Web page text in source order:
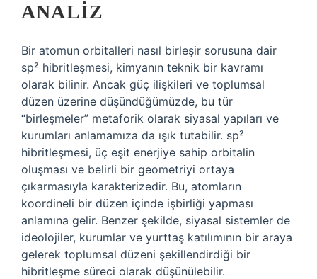
ANALIZ
Bir atomun orbitalleri nasıl birleşir sorusuna dair
sp² hibritleşmesi, kimyanın teknik bir kavramı
olarak bilinir. Ancak güç ilişkileri ve toplumsal
düzen üzerine düşündüğümüzde, bu tür
“birleşmeler” metaforik olarak siyasal yapıları ve
kurumları anlamamıza da ışık tutabilir. sp²
hibritleşmesi, üç eşit enerjiye sahip orbitalin
oluşması ve belirli bir geometriyi ortaya
çıkarmasıyla karakterizedir. Bu, atomların
koordineli bir düzen içinde işbirliği yapması
anlamına gelir. Benzer şekilde, siyasal sistemler de
ideolojiler, kurumlar ve yurttaş katılımının bir araya
gelerek toplumsal düzeni şekillendirdiği bir
hibritleşme süreci olarak düşünülebilir.